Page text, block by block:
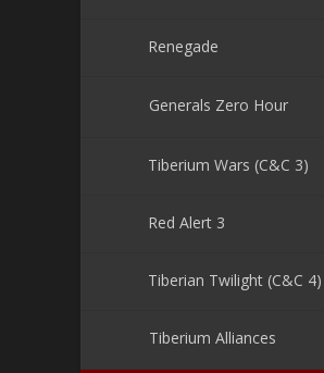
Renegade
Generals Zero Hour
Tiberium Wars (C&C 3)
Red Alert 3
Tiberian Twilight (C&C 4)
Tiberium Alliances